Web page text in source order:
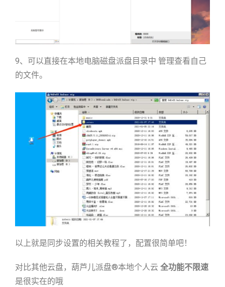
9、可以直接在本地电脑磁盘派盘目录中 管理查看自己
的文件。
以上就是同步设置的相关教程了，配置很简单吧！
对比其他云盘，葫芦儿派盘®本地个人云 全功能不限速
是很实在的哦